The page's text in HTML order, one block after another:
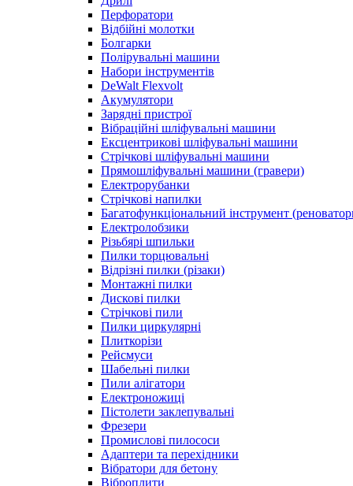
Перфоратори
Відбійні молотки
Болгарки
Полірувальні машини
Набори інструментів
DeWalt Flexvolt
Акумулятори
Зарядні пристрої
Вібраційні шліфувальні машини
Ексцентрикові шліфувальні машини
Стрічкові шліфувальні машини
Прямошліфувальні машини (гравери)
Електрорубанки
Стрічкові напилки
Багатофункціональний інструмент
Електролобзики
Різьбярі шпильки
Пилки торцювальні
Відрізні пилки (різаки)
Монтажні пилки
Дискові пилки
Стрічкові пили
Пилки циркулярні
Плиткорізи
Рейсмуси
Шабельні пилки
Пили алігатори
Електроножиці
Пістолети заклепувальні
Фрезери
Промислові пилососи
Адаптери та перехідники
Вібратори для бетону
Віброплити